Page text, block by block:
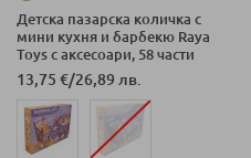
Детска пазарска количка с
мини кухня и барбекю Raya
Toys с аксесоари, 58 части
13,75 €/26,89 лв.